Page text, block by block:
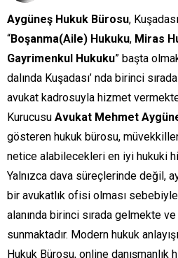
Aygüneş Hukuk Bürosu,
“Boşanma(Aile) Hukuku, Miras
Gayrimenkul Hukuku” başta
dalında Kuşadası’ nda birinci
avukat kadrosuyla hizmet
Kurucusu Avukat Mehmet
gösteren hukuk bürosu,
netice alabilecekleri en iyi hukuki
Yalnızca dava süreçlerinde değil,
bir avukatlık ofisi olması
alanında birinci sırada gelmekte
sunmaktadır. Modern hukuk
Hukuk Bürosu, online